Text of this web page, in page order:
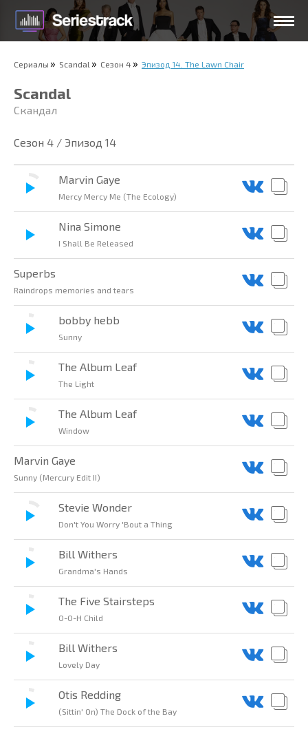
Сериалы Scandal Сезон 4 Эпизод 14. The Lawn Chair
Scandal
Скандал
Сезон 4 / Эпизод 14
Marvin Gaye
Mercy Mercy Me (The Ecology)
Nina Simone
I Shall Be Released
Superbs
Raindrops memories and tears
bobby hebb
Sunny
The Album Leaf
The Light
The Album Leaf
Window
Marvin Gaye
Sunny (Mercury Edit II)
Stevie Wonder
Don't You Worry 'Bout a Thing
Bill Withers
Grandma's Hands
The Five Stairsteps
O-O-H Child
Bill Withers
Lovely Day
Otis Redding
(Sittin' On) The Dock of the Bay